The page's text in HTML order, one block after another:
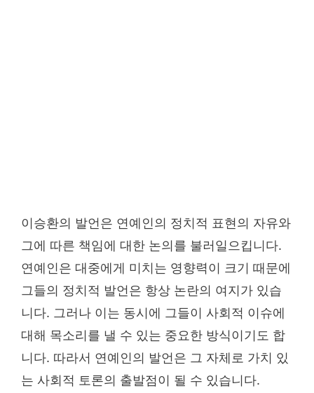
이승환의 발언은 연예인의 정치적 표현의 자유와
그에 따른 책임에 대한 논의를 불러일으킵니다.
연예인은 대중에게 미치는 영향력이 크기 때문에
그들의 정치적 발언은 항상 논란의 여지가 있습
니다. 그러나 이는 동시에 그들이 사회적 이슈에
대해 목소리를 낼 수 있는 중요한 방식이기도 합
니다. 따라서 연예인의 발언은 그 자체로 가치 있
는 사회적 토론의 출발점이 될 수 있습니다.